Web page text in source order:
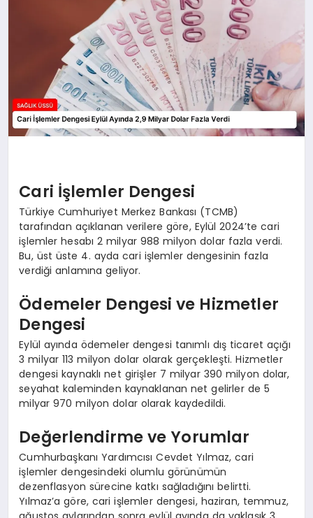
Cari İşlemler Dengesi
Türkiye Cumhuriyet Merkez Bankası (TCMB)
tarafından açıklanan verilere göre, Eylül 2024’te cari
işlemler hesabı 2 milyar 988 milyon dolar fazla verdi.
Bu, üst üste 4. ayda cari işlemler dengesinin fazla
verdiği anlamına geliyor.
Ödemeler Dengesi ve Hizmetler
Dengesi
Eylül ayında ödemeler dengesi tanımlı dış ticaret açığı
3 milyar 113 milyon dolar olarak gerçekleşti. Hizmetler
dengesi kaynaklı net girişler 7 milyar 390 milyon dolar,
seyahat kaleminden kaynaklanan net gelirler de 5
milyar 970 milyon dolar olarak kaydedildi.
Değerlendirme ve Yorumlar
Cumhurbaşkanı Yardımcısı Cevdet Yılmaz, cari
işlemler dengesindeki olumlu görünümün
dezenflasyon sürecine katkı sağladığını belirtti.
Yılmaz’a göre, cari işlemler dengesi, haziran, temmuz,